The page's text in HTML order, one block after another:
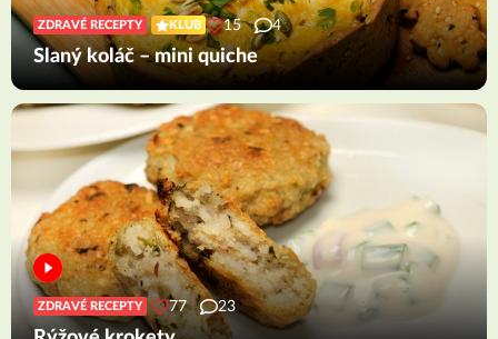
ZDRAVÉ RECEPTY KLUB 15 4
Slaný koláč – mini quiche
ZDRAVÉ RECEPTY 77 23